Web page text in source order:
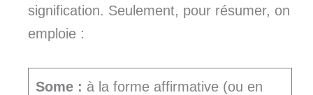
signification. Seulement, pour résumer, on
emploie :
Some : à la forme affirmative (ou en